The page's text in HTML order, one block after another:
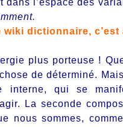
dans l’espace des
dictionnaire, c’est
plus porteuse !
de déterminé.
interne, qui se
La seconde
nous sommes,